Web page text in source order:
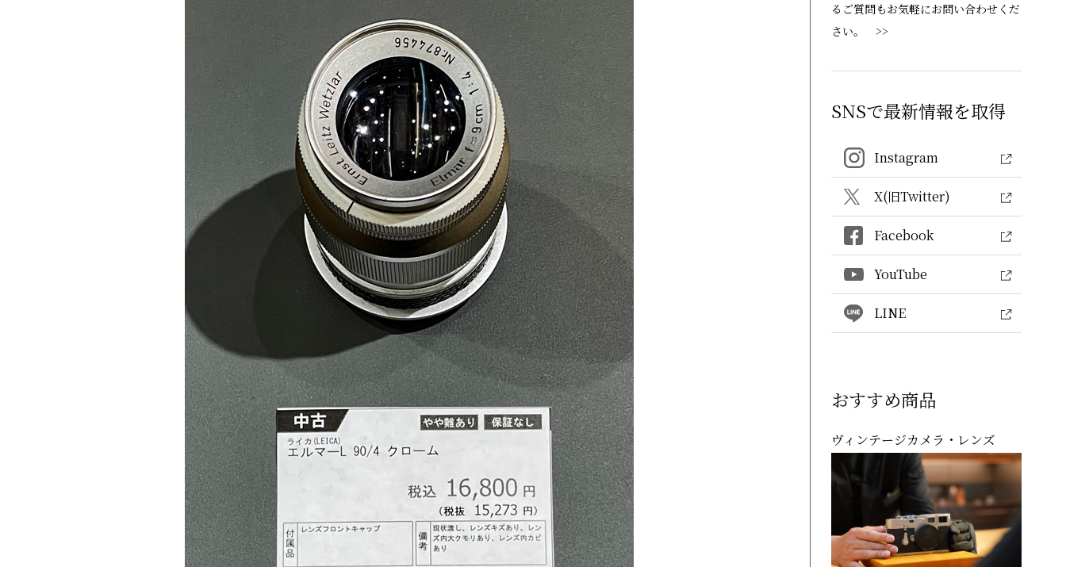
るご質問もお気軽にお問い合わせくだ
さい。 >>
SNSで最新情報を取得
Instagram
X(旧Twitter)
Facebook
YouTube
LINE
おすすめ商品
ヴィンテージカメラ・レンズ